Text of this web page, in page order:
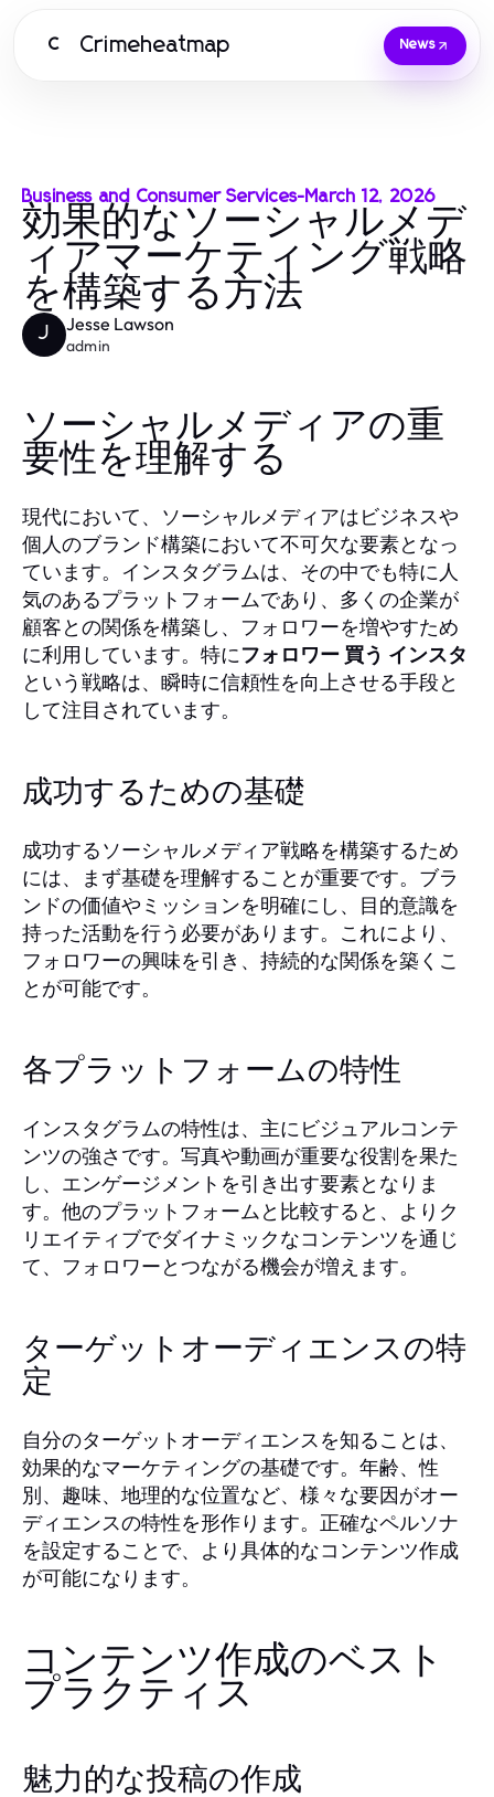
C Crimeheatmap News
Business and Consumer Services-March 12, 2026
効果的なソーシャルメデ
ィアマーケティング戦略
を構築する方法
J Jesse Lawson
admin
ソーシャルメディアの重
要性を理解する
現代において、ソーシャルメディアはビジネスや
個人のブランド構築において不可欠な要素となっ
ています。インスタグラムは、その中でも特に人
気のあるプラットフォームであり、多くの企業が
顧客との関係を構築し、フォロワーを増やすため
に利用しています。特にフォロワー 買う インスタ
という戦略は、瞬時に信頼性を向上させる手段と
して注目されています。
成功するための基礎
成功するソーシャルメディア戦略を構築するため
には、まず基礎を理解することが重要です。ブラ
ンドの価値やミッションを明確にし、目的意識を
持った活動を行う必要があります。これにより、
フォロワーの興味を引き、持続的な関係を築くこ
とが可能です。
各プラットフォームの特性
インスタグラムの特性は、主にビジュアルコンテ
ンツの強さです。写真や動画が重要な役割を果た
し、エンゲージメントを引き出す要素となりま
す。他のプラットフォームと比較すると、よりク
リエイティブでダイナミックなコンテンツを通じ
て、フォロワーとつながる機会が増えます。
ターゲットオーディエンスの特
定
自分のターゲットオーディエンスを知ることは、
効果的なマーケティングの基礎です。年齢、性
別、趣味、地理的な位置など、様々な要因がオー
ディエンスの特性を形作ります。正確なペルソナ
を設定することで、より具体的なコンテンツ作成
が可能になります。
コンテンツ作成のベスト
プラクティス
魅力的な投稿の作成